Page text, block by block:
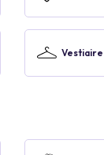
Vestiaire